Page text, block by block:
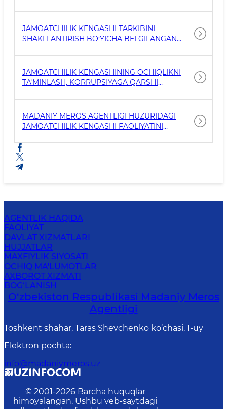
QILINGANLIGI
JAMOATCHILIK KENGASHI TARKIBINI
SHAKLLANTIRISH BO‘YICHA BELGILANGAN
JAMOATCHILIK KENGASHINING OCHIQLIKNI
TAʼMINLASH, KORRUPSIYAGA QARSHI
TAKOMILLASHTIRISHDAGI ISHTIROKI
MADANIY MEROS AGENTLIGI HUZURIDAGI
JAMOATCHILIK KENGASHI FAOLIYATINI
AGENTLIK HAQIDA
FAOLIYAT
DAVLAT XIZMATLARI
HUJJATLAR
MAXFIYLIK SIYOSATI
OCHIQ MA'LUMOTLAR
AXBOROT XIZMATI
BOG‘LANISH
O‘zbekiston Respublikasi Madaniy Meros
Agentligi
Toshkent shahar, Taras Shevchenko ko‘chasi, 1-uy
Elektron pochta:
info@madaniymeros.uz
© 2001-2026 Barcha huquqlar
himoyalangan. Ushbu veb-saytdagi